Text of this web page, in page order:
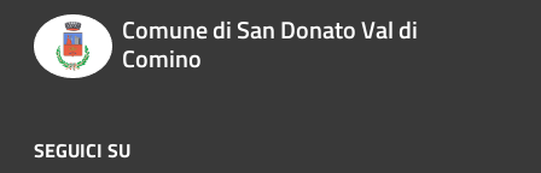
Comune di San Donato Val di
Comino
SEGUICI SU